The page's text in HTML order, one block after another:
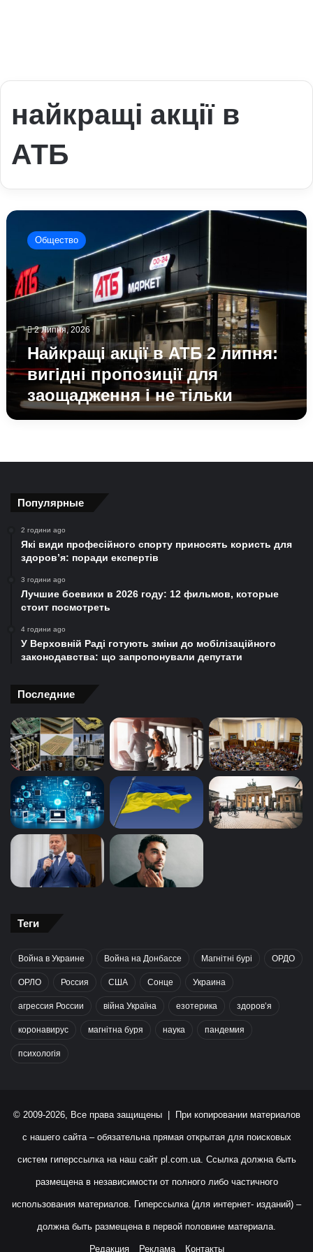
найкращі акції в
АТБ
Найкращі
липня:
вигідні
для
заощадження
не
тільки
Общество
2 Липня, 2026
Найкращі акції в АТБ 2 липня:
вигідні пропозиції для
заощадження і не тільки
Популярные
2 години ago
Які види професійного спорту приносять користь для
здоров’я: поради експертів
3 години ago
Лучшие боевики в 2026 году: 12 фильмов, которые
стоит посмотреть
4 години ago
У Верховній Раді готують зміни до мобілізаційного
законодавства: що запропонували депутати
Последние
Теги
Война в Украине Война на Донбассе Магнітні бурі ОРДО
ОРЛО Россия США Сонце Украина
агрессия России війна Україна езотерика здоров’я
коронавирус магнітна буря наука пандемия
психологія
© 2009-2026, Все права защищены | При копировании материалов
с нашего сайта – обязательна прямая открытая для поисковых
систем гиперссылка на наш сайт pl.com.ua. Ссылка должна быть
размещена в независимости от полного либо частичного
использования материалов. Гиперссылка (для интернет- изданий) –
должна быть размещена в первой половине материала.
Редакция Реклама Контакты